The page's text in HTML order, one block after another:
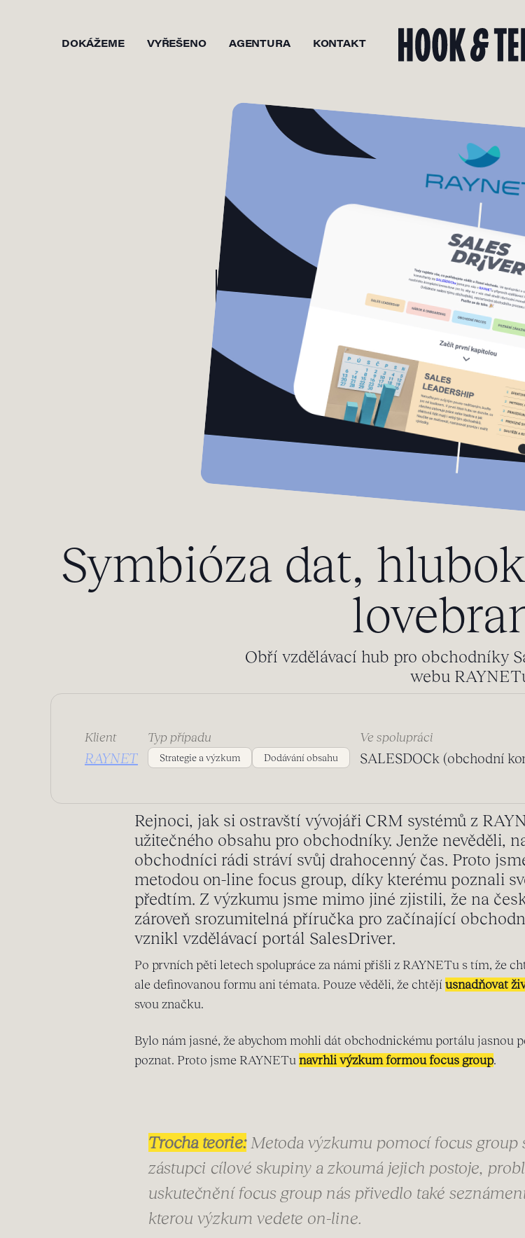
DOKÁŽEME VYŘEŠENO AGENTURA KONTAKT
Symbióza dat,
Obří vzdělávací hub pro obchodníky
webu
Klient
RAYNET
Typ případu
Strategie a výzkum Dodávání obsahu
Ve spolupráci
SALESDOCk (obchodní
Rejnoci, jak si ostravští vývojáři CRM systémů z
užitečného obsahu pro obchodníky. Jenže nevěděli,
obchodníci rádi stráví svůj drahocenný čas. Proto
metodou on-line focus group, díky kterému poznali
předtím. Z výzkumu jsme mimo jiné zjistili, že na
zároveň srozumitelná příručka pro začínající
vznikl vzdělávací portál SalesDriver.
Po prvních pěti letech spolupráce za námi přišli z RAYNETu s tím, že
ale definovanou formu ani témata. Pouze věděli, že chtějí usnadňovat
svou značku.
Bylo nám jasné, že abychom mohli dát obchodnickému portálu jasnou
poznat. Proto jsme RAYNETu navrhli výzkum formou focus group.
Trocha teorie:Metoda výzkumu pomocí focus group
zástupci cílové skupiny a zkoumá jejich postoje,
uskutečnění focus group nás přivedlo také
kterou výzkum vedete on-line.